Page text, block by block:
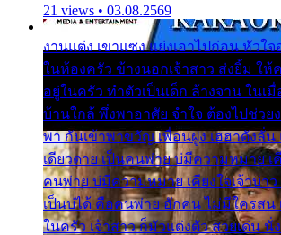
21 views • 03.08.2569
งานแต่ง เขาแซง แย่งเอาไปก่อน หัวใ
ในห้องครัว ข้างนอกเจ้าสาว ส่งยิ้ม ให้
อยู่ในครัว ทำตัวเป็นเด็ก ล้างจาน ในเ
บ้านใกล้ พึ่งพาอาศัย จำใจ ต้องไปช่วย
พา กันเข้าพาขวัญ เพื่อนฝูง เฮฮาดังลั่น
เดียวดาย เป็นคนพ่าย บ่มีความหมาย เคี
คนพ่าย บ่มีความหมาย เคียงใจเจ้าบ่าว
เป็นบ่ได้ คือคนพ่าย ฮักคน ไม่มีใครสน
ในครัว เจ้าสาว ก็มัวแต่งตัว สวยเด่น นั่ง